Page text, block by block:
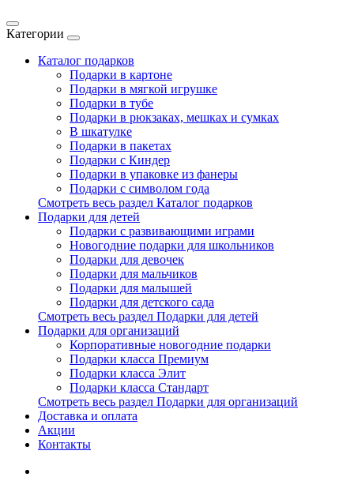
Категории
Каталог подарков
Подарки в картоне
Подарки в мягкой игрушке
Подарки в тубе
Подарки в рюкзаках, мешках и сумках
В шкатулке
Подарки в пакетах
Подарки с Киндер
Подарки в упаковке из фанеры
Подарки с символом года
Смотреть весь раздел Каталог подарков
Подарки для детей
Подарки с развивающими играми
Новогодние подарки для школьников
Подарки для девочек
Подарки для мальчиков
Подарки для малышей
Подарки для детского сада
Смотреть весь раздел Подарки для детей
Подарки для организаций
Корпоративные новогодние подарки
Подарки класса Премиум
Подарки класса Элит
Подарки класса Стандарт
Смотреть весь раздел Подарки для организаций
Доставка и оплата
Акции
Контакты